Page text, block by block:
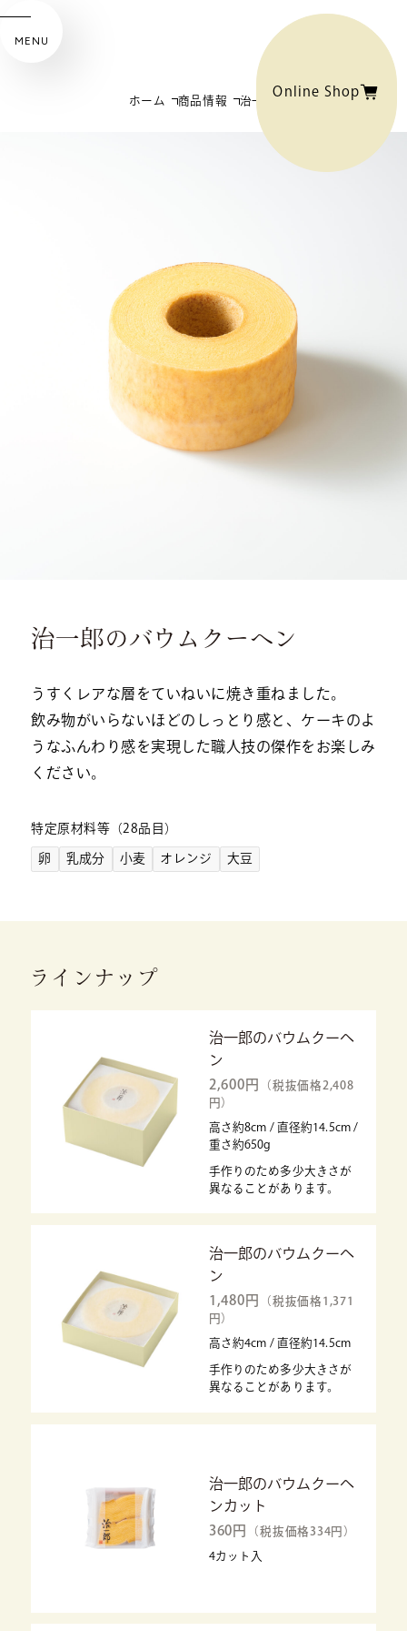
MENU
Online Shop
ホーム 商品情報 治一郎のバウムクーヘン
治一郎のバウムクーヘン
うすくレアな層をていねいに焼き重ねました。
飲み物がいらないほどのしっとり感と、ケーキのよ
うなふんわり感を実現した職人技の傑作をお楽しみ
ください。
特定原材料等（28品目）
卵 乳成分 小麦 オレンジ 大豆
ラインナップ
治一郎のバウムクーヘ
ン
2,600円
（税抜価格2,408
円）
高さ約8cm / 直径約14.5cm /
重さ約650g
手作りのため多少大きさが
異なることがあります。
治一郎のバウムクーヘ
ン
1,480円
（税抜価格1,371
円）
高さ約4cm / 直径約14.5cm
手作りのため多少大きさが
異なることがあります。
治一郎のバウムクーヘ
ンカット
360円 （税抜価格334円）
4カット入